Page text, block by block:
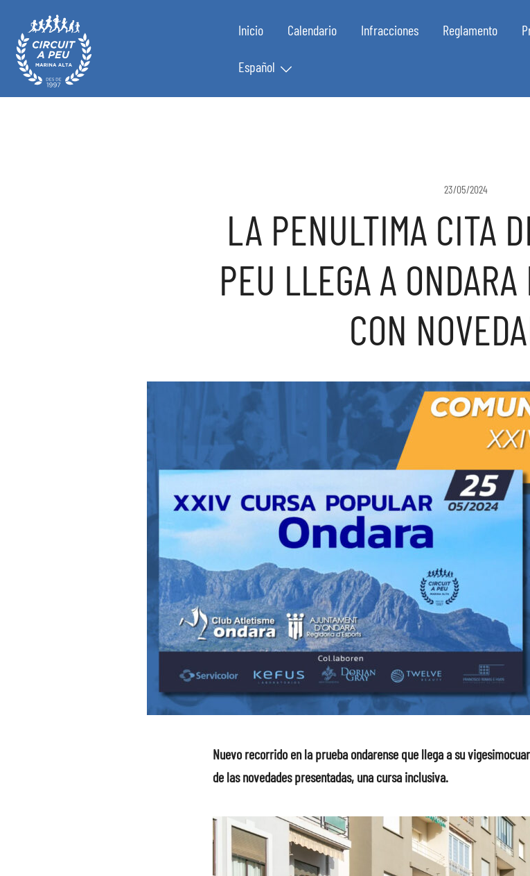
Inicio Calendario Infracciones Reglamento
Español
23/05/2024
LA PENULTIMA CITA
PEU LLEGA A ONDARA
CON
Nuevo recorrido en la prueba ondarense que llega a su
de las novedades presentadas, una cursa inclusiva.